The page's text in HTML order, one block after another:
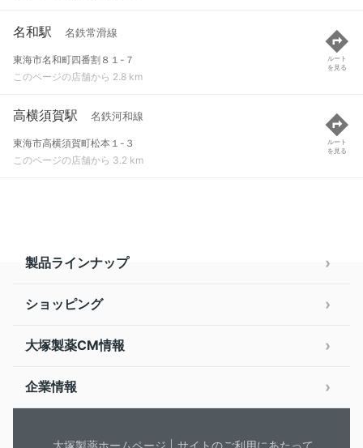
名和駅 名鉄常滑線
東海市名和町四番割８１-７
このページの店舗から 2.8 km
ルート
を見る
高横須賀駅 名鉄河和線
東海市高横須賀町松本１-３
このページの店舗から 3.2 km
ルート
を見る
製品ラインナップ
ショッピング
大塚製薬CM情報
企業情報